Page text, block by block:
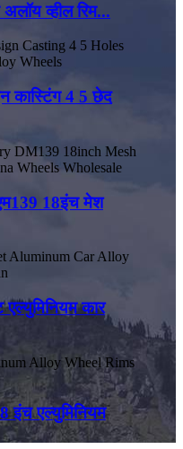
व्हील रिम...
कास्टिंग 4 5 छेद
18इंच मेश
कार
इंच एल्युमिनियम